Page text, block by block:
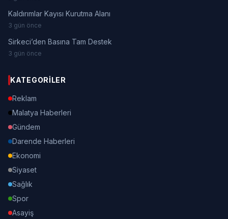
Kaldırımlar Kayısı Kurutma Alanı
3 gün önce
Sirkeci’den Basına Tam Destek
3 gün önce
KATEGORILER
Reklam
Malatya Haberleri
Gündem
Darende Haberleri
Ekonomi
Siyaset
Sağlık
Spor
Asayiş